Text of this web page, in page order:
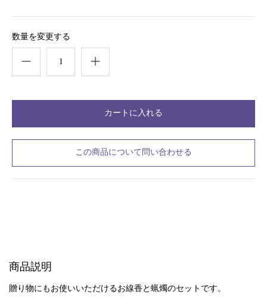
数量を変更する
この商品について問い合わせる
商品説明
贈り物にもお使いいただけるお線香と蝋燭のセットです。